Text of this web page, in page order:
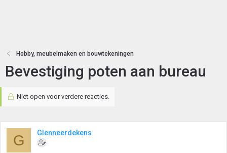
Hobby, meubelmaken en bouwtekeningen
Bevestiging poten aan bureau
Niet open voor verdere reacties.
G Glenneerdekens